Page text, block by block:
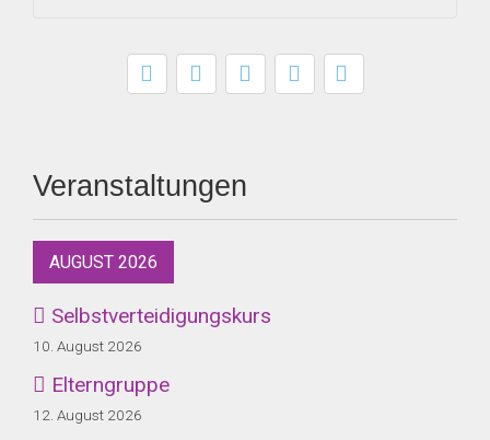
Veranstaltungen
AUGUST 2026
Selbstverteidigungskurs
10. August 2026
Elterngruppe
12. August 2026